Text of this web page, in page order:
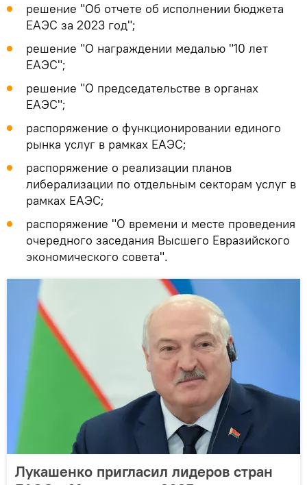
решение "Об отчете об исполнении бюджета
ЕАЭС за 2023 год";
решение "О награждении медалью "10 лет
ЕАЭС";
решение "О председательстве в органах
ЕАЭС";
распоряжение о функционировании единого
рынка услуг в рамках ЕАЭС;
распоряжение о реализации планов
либерализации по отдельным секторам услуг в
рамках ЕАЭС;
распоряжение "О времени и месте проведения
очередного заседания Высшего Евразийского
экономического совета".
Лукашенко пригласил лидеров стран